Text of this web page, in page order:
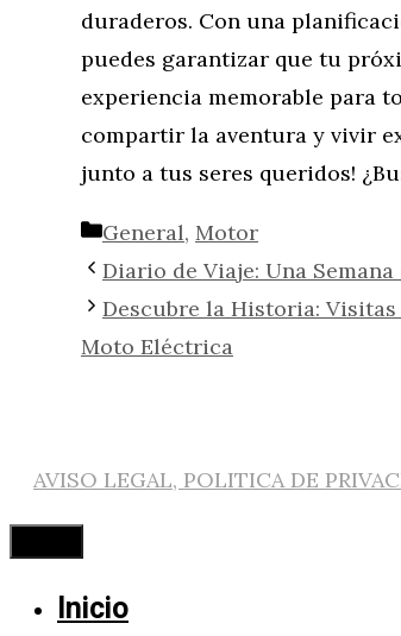
duraderos. Con una
puedes garantizar que tu
experiencia memorable para
compartir la aventura y vivir
junto a tus seres queridos!
Categorías
General, Motor
Diario de Viaje: Una
Descubre la Historia:
Moto Eléctrica
AVISO LEGAL, POLITICA DE
Cerrar
Inicio